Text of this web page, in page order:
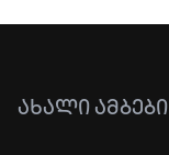
ᲐᲮᲐᲚᲘ ᲐᲛᲑᲔᲑᲘ